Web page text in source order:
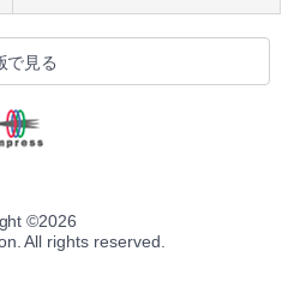
で見る
©2026
All rights reserved.